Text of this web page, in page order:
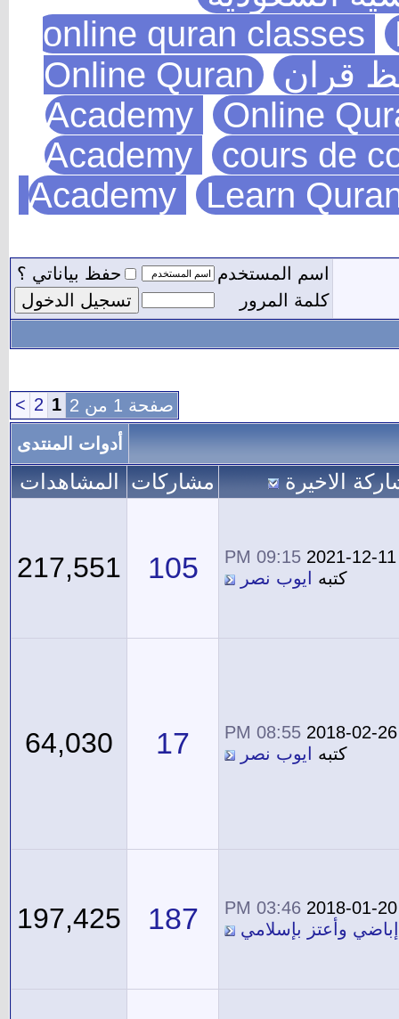
قران Online Quran
Academy Online
Academy cours de
Academy Learn
اسم المستخدم
حفظ بياناتي ؟
كلمة المرور
صفحة 1 من 2 1
2
>
أدوات المنتدى
الاخيرة مشاركات المشاهدات
2021-12-11
09:15 PM
كتبه
ايوب نصر 105
217,551
2018-02-26
08:55 PM
كتبه
ايوب نصر 17
64,030
2018-01-20
03:46 PM
إباضي وأعتز بإسلامي
187
197,425